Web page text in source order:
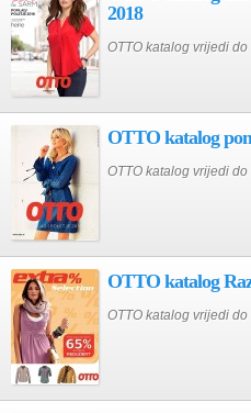
2018
OTTO katalog vrijedi
OTTO katalog
OTTO katalog vrijedi
OTTO katalog
OTTO katalog vrijedi